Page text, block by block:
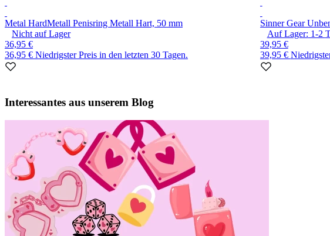
Metal HardMetall Penisring Metall Hart, 50 mm
Nicht auf Lager
36,95 €
36,95 € Niedrigster Preis in den letzten 30 Tagen.
Sinner Gear
Auf Lager: 1-2
39,95 €
39,95 €
1
10
Interessantes aus unserem Blog